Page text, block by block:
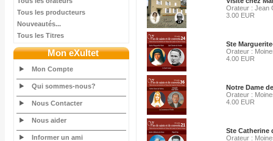
Tous les producteurs
Nouveautés...
Tous les Titres
Mon eXultet
Mon Compte
Qui sommes-nous?
Nous Contacter
Nous aider
Informer un ami
Orateur : Jean
3.00 EUR
Ste
Orateur :
4.00 EUR
Notre Dame
Orateur :
4.00 EUR
Ste Catherine
Orateur :